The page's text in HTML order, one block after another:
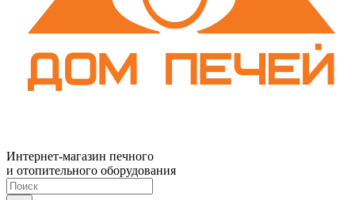
Интернет-магазин печного
и отопительного оборудования